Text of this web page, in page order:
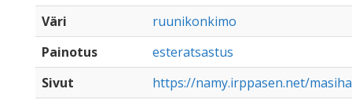
Väri
ruunikonkimo
Painotus
esteratsastus
Sivut
https://namy.irppasen.net/